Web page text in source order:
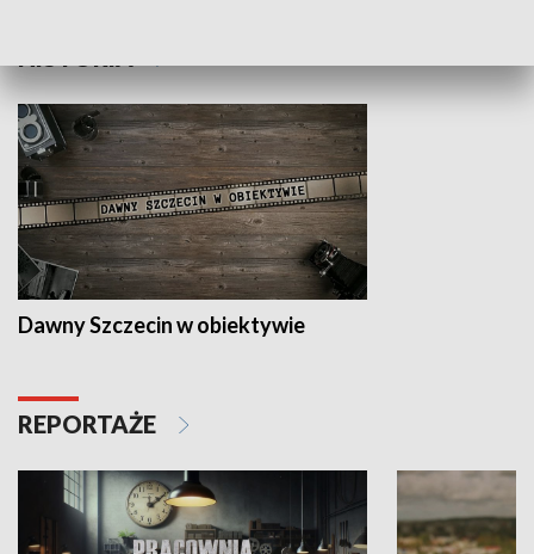
Dawny Szczecin w obiektywie
REPORTAŻE